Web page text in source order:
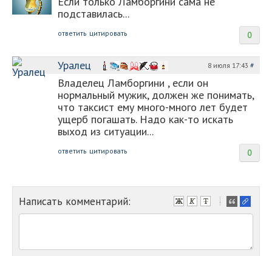
подставилась...
0
ответить цитировать
Уралец 8 июля 17:43 #
Владелец Ламборгини , если он
нормальный мужик, должен же понимать,
что таксист ему много-много лет будет
ущерб погашать. Надо как-то искать
выход из ситуации...
0
ответить цитировать
Написать комментарий:
-
-
-